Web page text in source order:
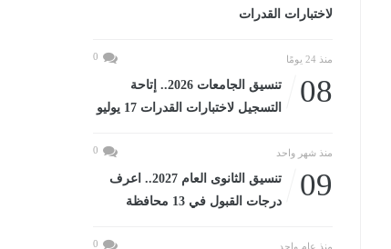
لاختبارات القدرات
منذ 24 يومًا 0
08
تنسيق الجامعات 2026.. إتاحة
التسجيل لاختبارات القدرات 17 يوليو
منذ شهر واحد 0
09
تنسيق الثانوى العام 2027.. اعرف
درجات القبول في 13 محافظة
منذ عام واحد 0